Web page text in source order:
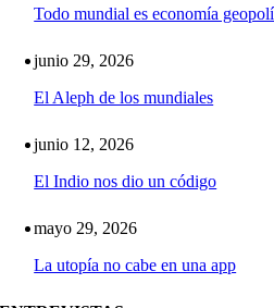
Todo mundial es economía
junio 29, 2026
El Aleph de los mundiales
junio 12, 2026
El Indio nos dio un código
mayo 29, 2026
La utopía no cabe en una app